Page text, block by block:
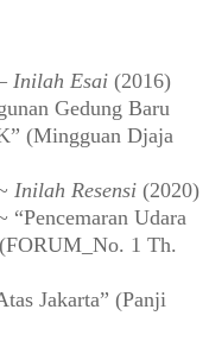
Inilah Esai (2016)
Gedung Baru
(Mingguan Djaja
Inilah Resensi (2020)
Udara
1 Th.
Jakarta” (Panji